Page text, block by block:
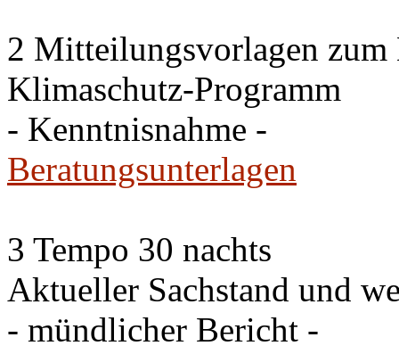
2 Mitteilungsvorlagen zum
Klimaschutz-Programm
- Kenntnisnahme -
Beratungsunterlagen
3 Tempo 30 nachts
Aktueller Sachstand und
- mündlicher Bericht -